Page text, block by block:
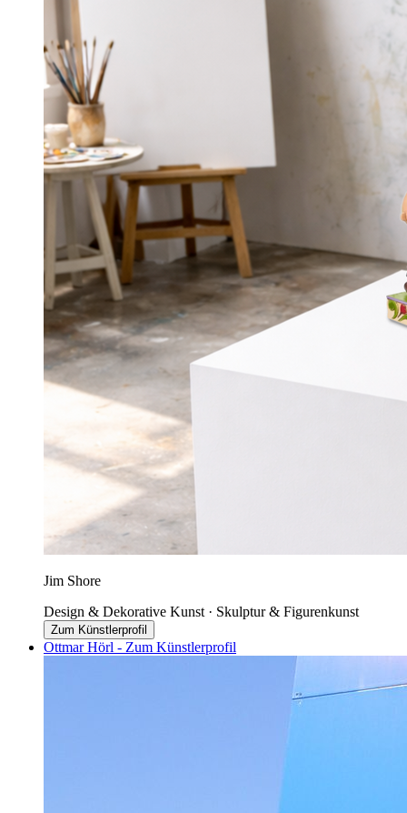
Jim Shore
Design & Dekorative Kunst · Skulptur & Figurenkunst
Zum Künstlerprofil
Ottmar Hörl - Zum Künstlerprofil